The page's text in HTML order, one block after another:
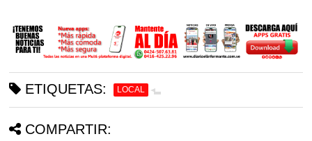
ETIQUETAS: LOCAL
COMPARTIR: